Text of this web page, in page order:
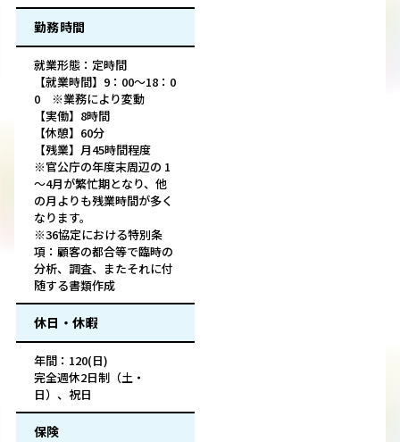
勤務時間
就業形態：定時間
【就業時間】9：00～18：0
0 ※業務により変動
【実働】8時間
【休憩】60分
【残業】月45時間程度
※官公庁の年度末周辺の 1
～4月が繁忙期となり、他
の月よりも残業時間が多く
なります。
※36協定における特別条
項：顧客の都合等で臨時の
分析、調査、またそれに付
随する書類作成
休日・休暇
年間：120(日)
完全週休2日制（土・
日）、祝日
保険